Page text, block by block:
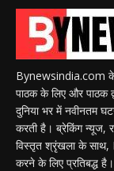
Bynewsindia.com के
पाठक के लिए और पाठक
दुनिया भर में नवीनतम
करती है। ब्रेकिंग न्यूज,
विस्तृत श्रृंखला के साथ,
करने के लिए प्रतिबद्ध है।